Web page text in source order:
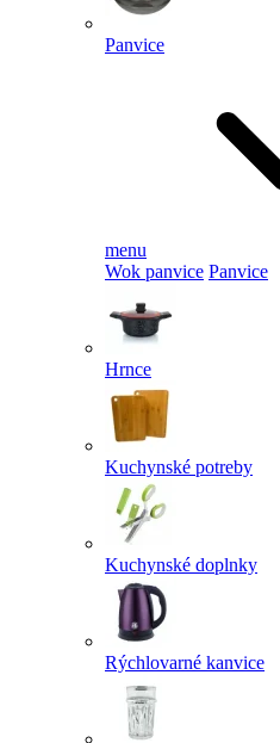
Panvice
menu
Wok panvice Panvice
Hrnce
Kuchynské potreby
Kuchynské doplnky
Rýchlovarné kanvice